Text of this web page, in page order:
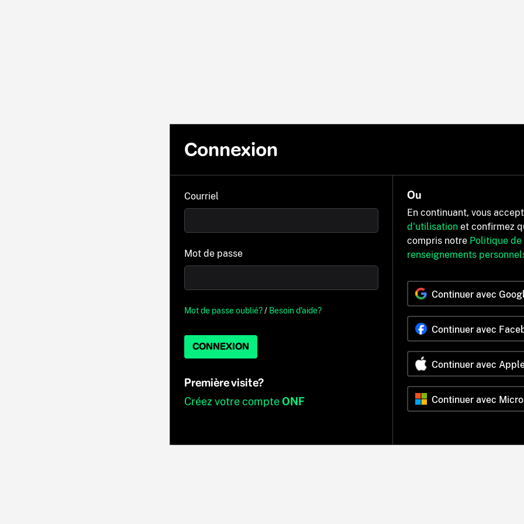
Connexion
Courriel
Mot de passe
Mot de passe oublié?/ Besoin d'aide?
CONNEXION
Première visite?
Créez votre compteONF
Ou
En continuant, vous
d'utilisation et confirmez
compris notre Politique
renseignements
Continuer avec
Continuer avec
Continuer avec
Continuer avec